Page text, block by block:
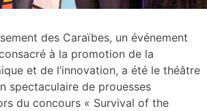
des Caraïbes, un événement
à la promotion de la
et de l’innovation, a été le théâtre
spectaculaire de prouesses
du concours « Survival of the